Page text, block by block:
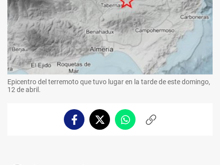
Epicentro del terremoto que tuvo lugar en la tarde de este domingo,
12 de abril.
FacebookTwitterWhatsappCopiar